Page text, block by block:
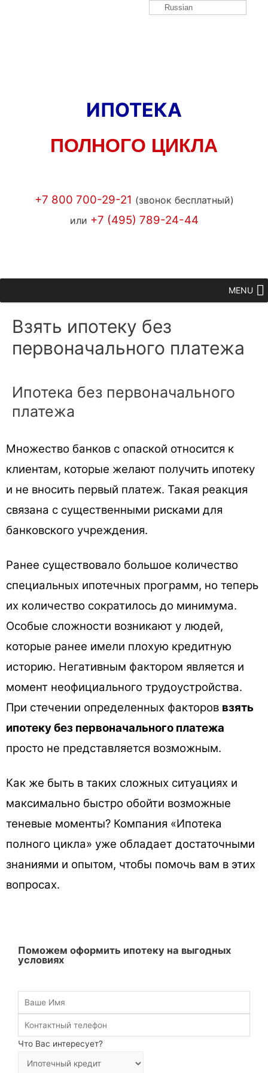
ИПОТЕКА
ПОЛНОГО ЦИКЛА
+7 800 700-29-21 (звонок бесплатный)
или +7 (495) 789-24-44
MENU
Взять ипотеку без
первоначального платежа
Ипотека без первоначального
платежа
Множество банков с опаской относится к
клиентам, которые желают получить ипотеку
и не вносить первый платеж. Такая реакция
связана с существенными рисками для
банковского учреждения.
Ранее существовало большое количество
специальных ипотечных программ, но теперь
их количество сократилось до минимума.
Особые сложности возникают у людей,
которые ранее имели плохую кредитную
историю. Негативным фактором является и
момент неофициального трудоустройства.
При стечении определенных факторов взять
ипотеку без первоначального платежа
просто не представляется возможным.
Как же быть в таких сложных ситуациях и
максимально быстро обойти возможные
теневые моменты? Компания «Ипотека
полного цикла» уже обладает достаточными
знаниями и опытом, чтобы помочь вам в этих
вопросах.
Поможем оформить ипотеку на выгодных
условиях
Что Вас интересует?
Russian